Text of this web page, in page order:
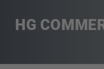
HG
Enkelzijdige
Mobiele